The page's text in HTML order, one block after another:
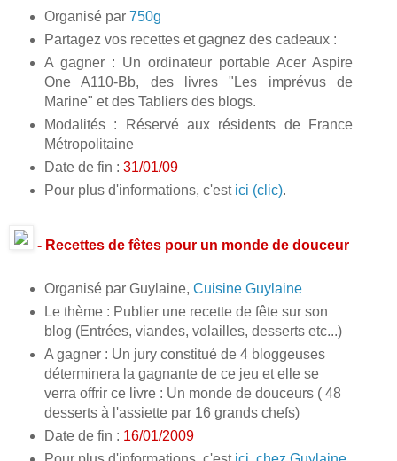
Organisé par 750g
Partagez vos recettes et gagnez des cadeaux :
A gagner : Un ordinateur portable Acer Aspire
One A110-Bb, des livres "Les imprévus de
Marine" et des Tabliers des blogs.
Modalités : Réservé aux résidents de France
Métropolitaine
Date de fin : 31/01/09
Pour plus d'informations, c'est ici (clic).
- Recettes de fêtes pour un monde de douceur
Organisé par Guylaine, Cuisine Guylaine
Le thème : Publier une recette de fête sur son
blog (Entrées, viandes, volailles, desserts etc...)
A gagner : Un jury constitué de 4 bloggeuses
déterminera la gagnante de ce jeu et elle se
verra offrir ce livre : Un monde de douceurs ( 48
desserts à l'assiette par 16 grands chefs)
Date de fin : 16/01/2009